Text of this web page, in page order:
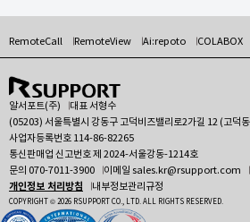
RemoteCall RemoteView Ai:repoto COLABOX
알서포트(주)
대표 서형수
(05203) 서울특별시 강동구 고덕비즈밸리로2가길 12 (고덕
사업자등록번호 114-86-82265
통신판매업 신고번호 제 2024-서울강동-1214호
문의 070-7011-3900 이메일 sales.kr@rsupport.com
개인정보 처리방침
내부정보관리규정
COPYRIGHT © 2026 RSUPPORT CO., LTD. ALL RIGHTS RESERVED.